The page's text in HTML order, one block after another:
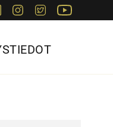
FacebookInstagram
Twitter